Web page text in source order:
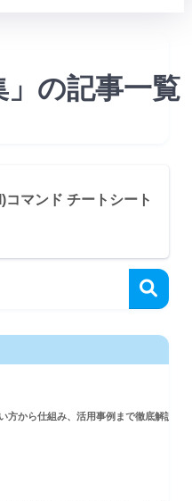
」の記事一覧
マンド チートシート
方から仕組み、活用事例まで徹底解説